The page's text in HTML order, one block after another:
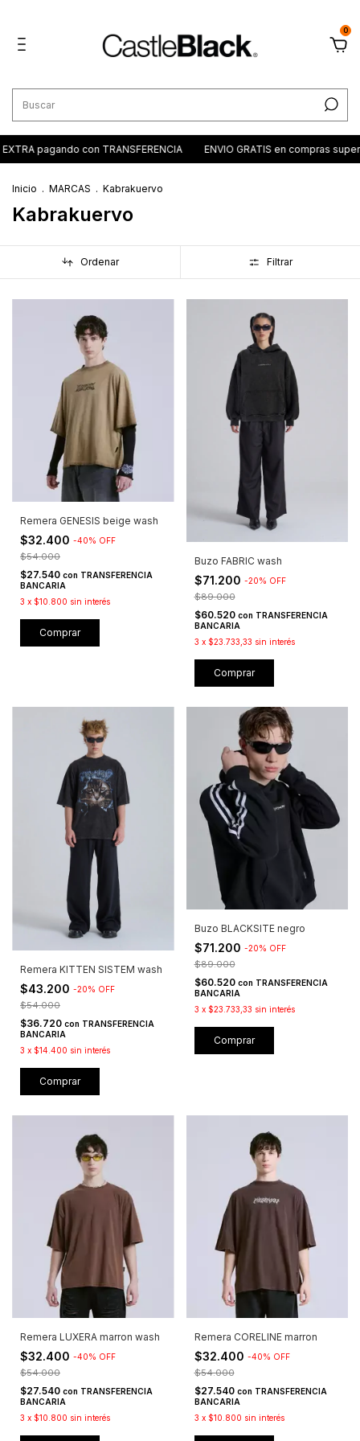
0
con TRANSFERENCIA ENVIO GRATIS en compras superiores a
Inicio . MARCAS . Kabrakuervo
Kabrakuervo
Ordenar Filtrar
Remera GENESIS beige wash
$32.400 -40% OFF
$54.000
$27.540 con TRANSFERENCIA
BANCARIA
3 x $10.800 sin interés
Comprar
Buzo FABRIC wash
$71.200 -20% OFF
$89.000
$60.520 con TRANSFERENCIA
BANCARIA
3 x $23.733,33 sin interés
Comprar
Remera KITTEN SISTEM wash
$43.200 -20% OFF
$54.000
$36.720 con TRANSFERENCIA
BANCARIA
3 x $14.400 sin interés
Comprar
Buzo BLACKSITE negro
$71.200 -20% OFF
$89.000
$60.520 con TRANSFERENCIA
BANCARIA
3 x $23.733,33 sin interés
Comprar
Remera LUXERA marron wash
$32.400 -40% OFF
$54.000
$27.540 con TRANSFERENCIA
BANCARIA
3 x $10.800 sin interés
Remera CORELINE marron
$32.400 -40% OFF
$54.000
$27.540 con TRANSFERENCIA
BANCARIA
3 x $10.800 sin interés